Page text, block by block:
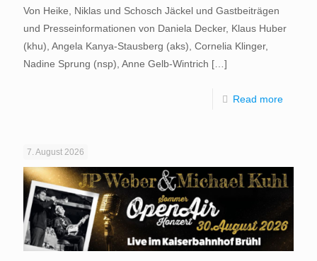
Von Heike, Niklas und Schosch Jäckel und Gastbeiträgen
und Presseinformationen von Daniela Decker, Klaus Huber
(khu), Angela Kanya-Stausberg (aks), Cornelia Klinger,
Nadine Sprung (nsp), Anne Gelb-Wintrich […]
Read more
7. August 2026